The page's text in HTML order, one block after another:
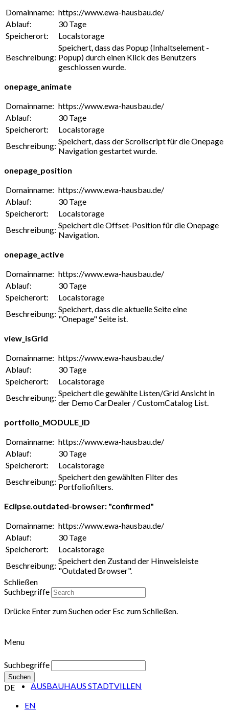
Domainname: https://www.ewa-hausbau.de/
Ablauf:
30 Tage
Speicherort:
Localstorage
Beschreibung:
Speichert, dass das Popup (Inhaltselement -
Popup) durch einen Klick des Benutzers
geschlossen wurde.
onepage_animate
Domainname: https://www.ewa-hausbau.de/
Ablauf:
30 Tage
Speicherort:
Localstorage
Beschreibung: Speichert, dass der Scrollscript für die Onepage
Navigation gestartet wurde.
onepage_position
Domainname: https://www.ewa-hausbau.de/
Ablauf:
30 Tage
Speicherort:
Localstorage
Beschreibung: Speichert die Offset-Position für die Onepage
Navigation.
onepage_active
Domainname: https://www.ewa-hausbau.de/
Ablauf:
30 Tage
Speicherort:
Localstorage
Beschreibung: Speichert, dass die aktuelle Seite eine
"Onepage" Seite ist.
view_isGrid
Domainname: https://www.ewa-hausbau.de/
Ablauf:
30 Tage
Speicherort:
Localstorage
Beschreibung: Speichert die gewählte Listen/Grid Ansicht in
der Demo CarDealer / CustomCatalog List.
portfolio_MODULE_ID
Domainname: https://www.ewa-hausbau.de/
Ablauf:
30 Tage
Speicherort:
Localstorage
Beschreibung: Speichert den gewählten Filter des
Portfoliofilters.
Eclipse.outdated-browser: "confirmed"
Domainname: https://www.ewa-hausbau.de/
Ablauf:
30 Tage
Speicherort:
Localstorage
Beschreibung: Speichert den Zustand der Hinweisleiste
"Outdated Browser".
Schließen
Suchbegriffe
Drücke Enter zum Suchen oder Esc zum Schließen.
Menu
AUSBAUHAUS STADTVILLEN
Suchbegriffe
Suchen
DE
EN